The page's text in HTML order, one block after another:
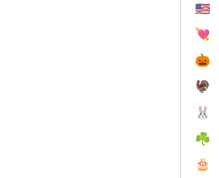
🇺🇸
💘
🎃
🦃
🐰
☘️
🎂